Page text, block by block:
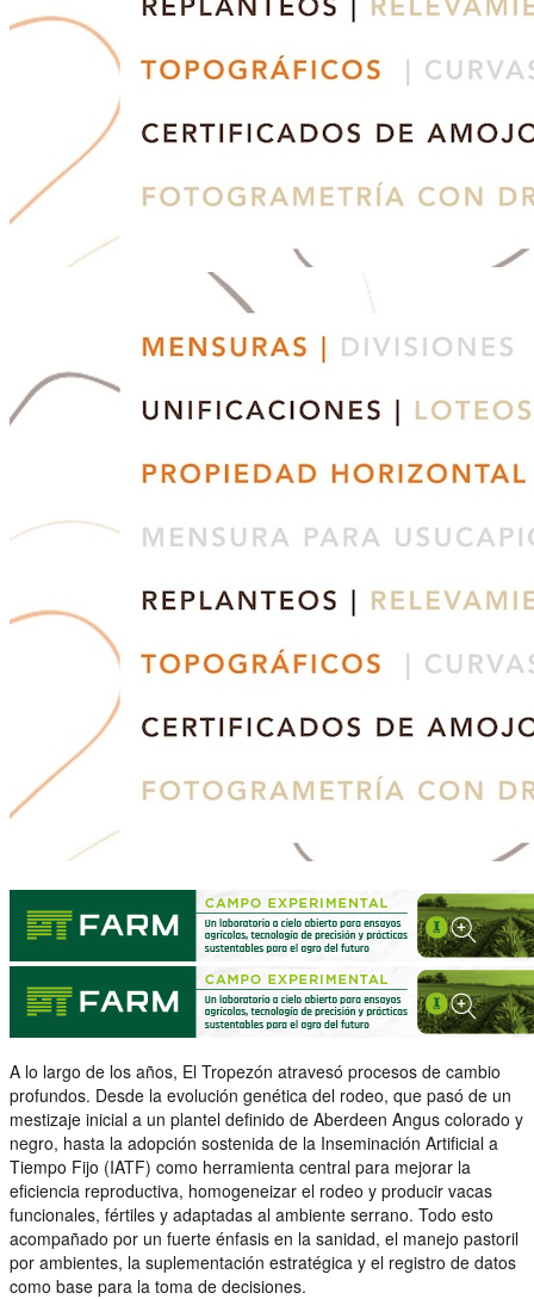
A lo largo de los años, El Tropezón atravesó procesos de cambio
profundos. Desde la evolución genética del rodeo, que pasó de un
mestizaje inicial a un plantel definido de Aberdeen Angus colorado y
negro, hasta la adopción sostenida de la Inseminación Artificial a
Tiempo Fijo (IATF) como herramienta central para mejorar la
eficiencia reproductiva, homogeneizar el rodeo y producir vacas
funcionales, fértiles y adaptadas al ambiente serrano. Todo esto
acompañado por un fuerte énfasis en la sanidad, el manejo pastoril
por ambientes, la suplementación estratégica y el registro de datos
como base para la toma de decisiones.